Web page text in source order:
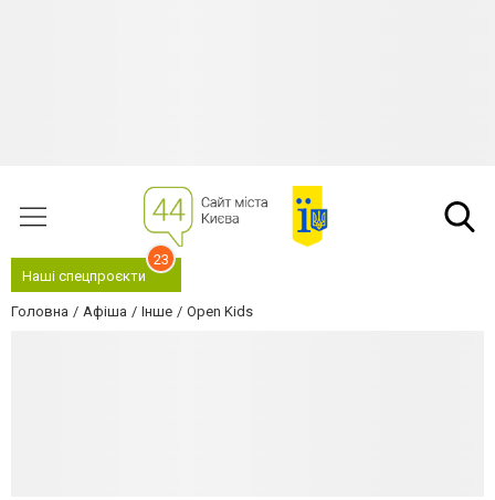
Наші спецпроєкти
23
Головна Афіша Інше Open Kids